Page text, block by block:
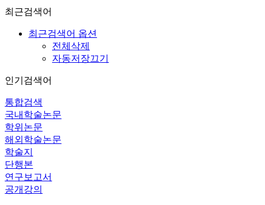
최근검색어
최근검색어 옵션
전체삭제
자동저장끄기
인기검색어
통합검색
국내학술논문
학위논문
해외학술논문
학술지
단행본
연구보고서
공개강의